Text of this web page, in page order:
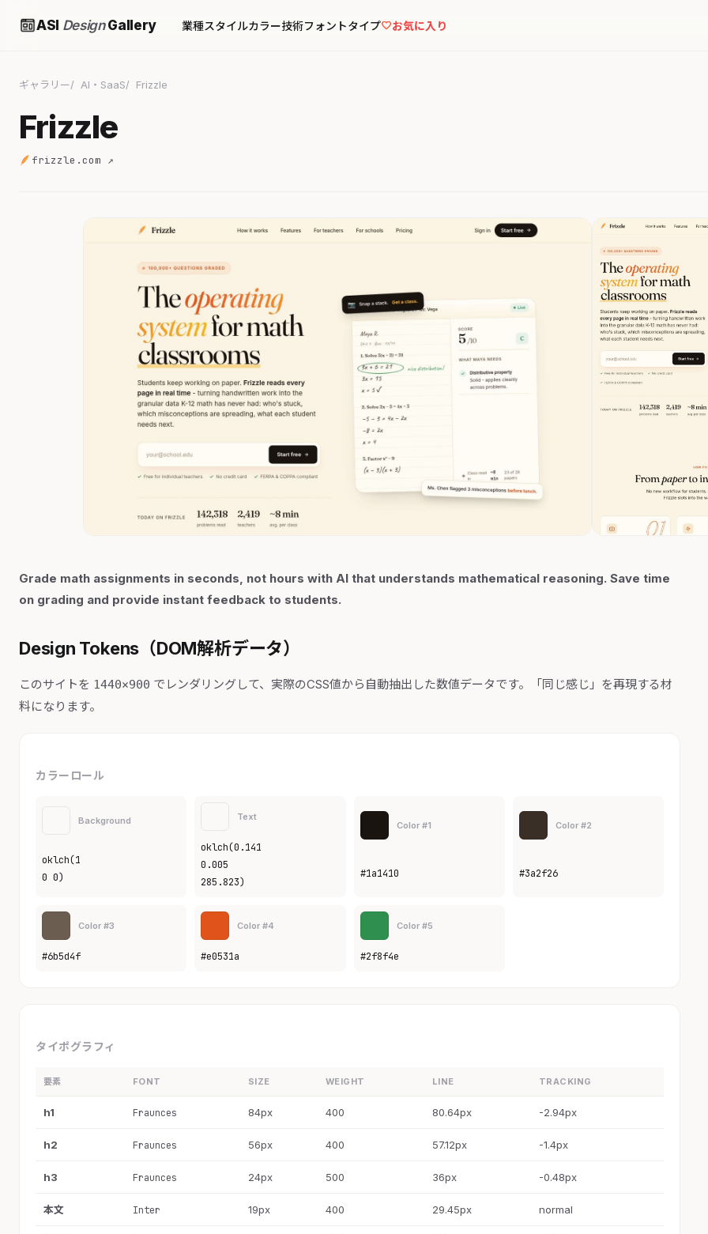
ASI DesignGallery 業種スタイルカラー技術フォントタイプ お気に入り
ギャラリー AI・SaaS Frizzle
Frizzle
frizzle.com ↗
Grade math assignments in seconds, not hours with AI that understands mathematical reasoning. Save time
on grading and provide instant feedback to students.
Design Tokens（DOM解析データ）
このサイトを 1440×900 でレンダリングして、実際のCSS値から自動抽出した数値データです。「同じ感じ」を再現する材
料になります。
カラーロール
Background
oklch(1
0 0)
Text
oklch(0.141
0.005
285.823)
Color #1
#1a1410
Color #2
#3a2f26
Color #3
#6b5d4f
Color #4
#e0531a
Color #5
#2f8f4e
タイポグラフィ
要素 FONT SIZE WEIGHT LINE TRACKING
h1 Fraunces 84px 400 80.64px -2.94px
h2 Fraunces 56px 400 57.12px -1.4px
h3 Fraunces 24px 500 36px -0.48px
本文 Inter 19px 400 29.45px normal